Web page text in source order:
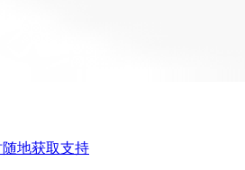
地获取支持